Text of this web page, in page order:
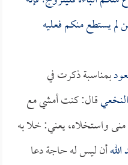
يستطع منكم فعليه
بمناسبة ذكرت في
قال: كنت أمشي مع
واستخلاه، يعني: خلا به
أن ليس له حاجة دعا